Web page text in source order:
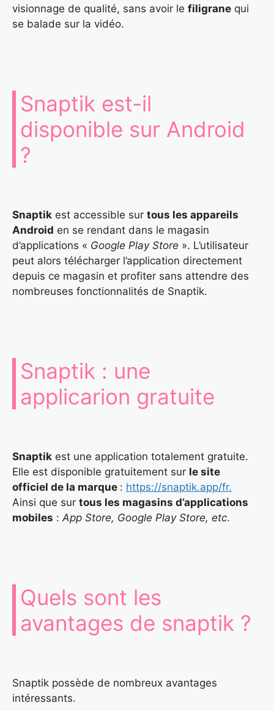
visionnage de qualité, sans avoir le filigrane qui
se balade sur la vidéo.
Snaptik est-il
disponible sur Android
?
Snaptik est accessible sur tous les appareils
Android en se rendant dans le magasin
d’applications « Google Play Store ». L’utilisateur
peut alors télécharger l’application directement
depuis ce magasin et profiter sans attendre des
nombreuses fonctionnalités de Snaptik.
Snaptik : une
applicarion gratuite
Snaptik est une application totalement gratuite.
Elle est disponible gratuitement sur le site
officiel de la marque : https://snaptik.app/fr.
Ainsi que sur tous les magasins d’applications
mobiles :App Store, Google Play Store, etc.
Quels sont les
avantages de snaptik ?
Snaptik possède de nombreux avantages
intéressants.